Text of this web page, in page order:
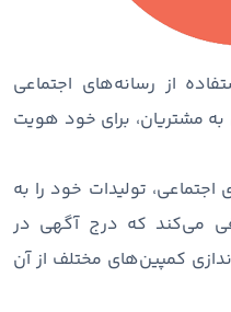
از رسانه‌های اجتماعی
به مشتریان، برای خود هویت
اجتماعی، تولیدات خود را به
می‌کند که درج آگهی در
کمپین‌های مختلف از آن